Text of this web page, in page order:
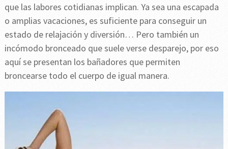
que las labores cotidianas implican. Ya sea una escapada
o amplias vacaciones, es suficiente para conseguir un
estado de relajación y diversión… Pero también un
incómodo bronceado que suele verse desparejo, por eso
aquí se presentan los bañadores que permiten
broncearse todo el cuerpo de igual manera.